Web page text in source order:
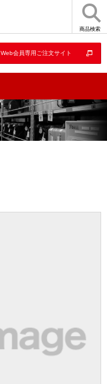
商品検索
Web会員専用ご注文サイト